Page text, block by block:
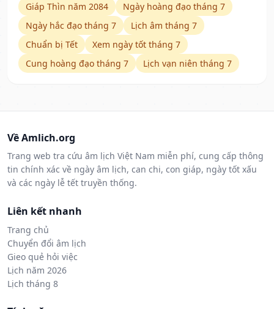
Giáp Thìn năm 2084
Ngày hoàng đạo tháng 7
Ngày hắc đạo tháng 7
Lịch âm tháng 7
Chuẩn bị Tết
Xem ngày tốt tháng 7
Cung hoàng đạo tháng 7
Lịch vạn niên tháng 7
Về Amlich.org
Trang web tra cứu âm lịch Việt Nam miễn phí, cung cấp thông
tin chính xác về ngày âm lịch, can chi, con giáp, ngày tốt xấu
và các ngày lễ tết truyền thống.
Liên kết nhanh
Trang chủ
Chuyển đổi âm lịch
Gieo quẻ hỏi việc
Lịch năm 2026
Lịch tháng 8